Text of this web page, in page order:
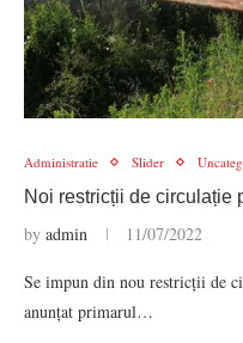
Administratie Slider
Noi restricții de circulație
by admin 11/07/2022
Se impun din nou restricții de
anunțat primarul…